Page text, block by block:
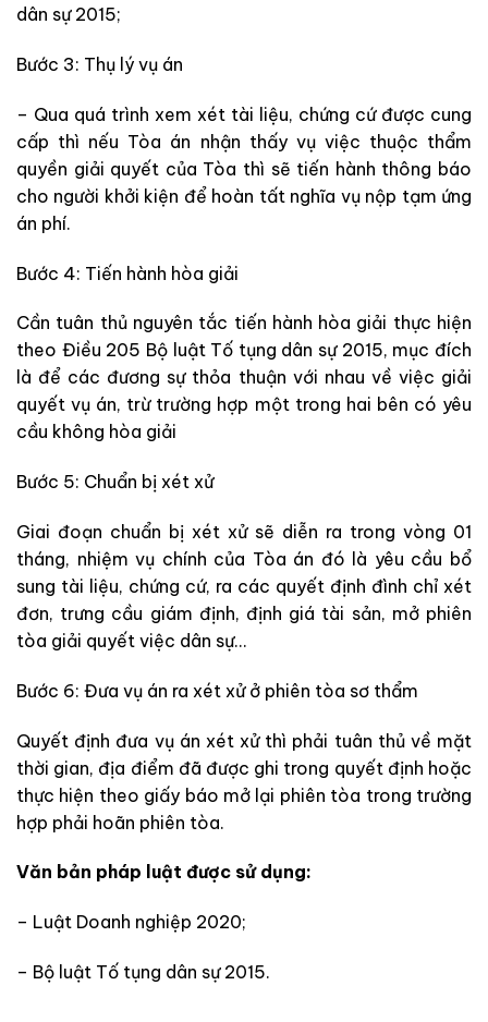
dân sự 2015;
Bước 3: Thụ lý vụ án
– Qua quá trình xem xét tài liệu, chứng cứ được cung
cấp thì nếu Tòa án nhận thấy vụ việc thuộc thẩm
quyền giải quyết của Tòa thì sẽ tiến hành thông báo
cho người khởi kiện để hoàn tất nghĩa vụ nộp tạm ứng
án phí.
Bước 4: Tiến hành hòa giải
Cần tuân thủ nguyên tắc tiến hành hòa giải thực hiện
theo Điều 205 Bộ luật Tố tụng dân sự 2015, mục đích
là để các đương sự thỏa thuận với nhau về việc giải
quyết vụ án, trừ trường hợp một trong hai bên có yêu
cầu không hòa giải
Bước 5: Chuẩn bị xét xử
Giai đoạn chuẩn bị xét xử sẽ diễn ra trong vòng 01
tháng, nhiệm vụ chính của Tòa án đó là yêu cầu bổ
sung tài liệu, chứng cứ, ra các quyết định đình chỉ xét
đơn, trưng cầu giám định, định giá tài sản, mở phiên
tòa giải quyết việc dân sự…
Bước 6: Đưa vụ án ra xét xử ở phiên tòa sơ thẩm
Quyết định đưa vụ án xét xử thì phải tuân thủ về mặt
thời gian, địa điểm đã được ghi trong quyết định hoặc
thực hiện theo giấy báo mở lại phiên tòa trong trường
hợp phải hoãn phiên tòa.
Văn bản pháp luật được sử dụng:
– Luật Doanh nghiệp 2020;
– Bộ luật Tố tụng dân sự 2015.